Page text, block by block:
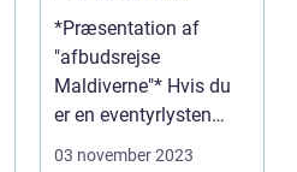
Rejsende og
Eventyrlystne**
*Præsentation af
"afbudsrejse
Maldiverne"* Hvis du
er en eventyrlysten
rejsende på udkig efter
03 november 2023